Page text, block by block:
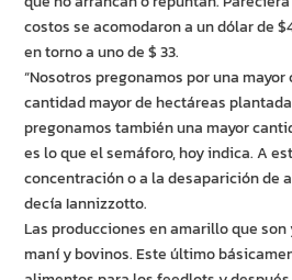
costos se acomodaron a un dólar de
en torno a uno de $ 33.
“Nosotros pregonamos por una
cantidad mayor de hectáreas
pregonamos también una mayor
es lo que el semáforo, hoy indica. A
concentración o a la desaparición de
decía Iannizzotto.
Las producciones en amarillo que
maní y bovinos. Este último